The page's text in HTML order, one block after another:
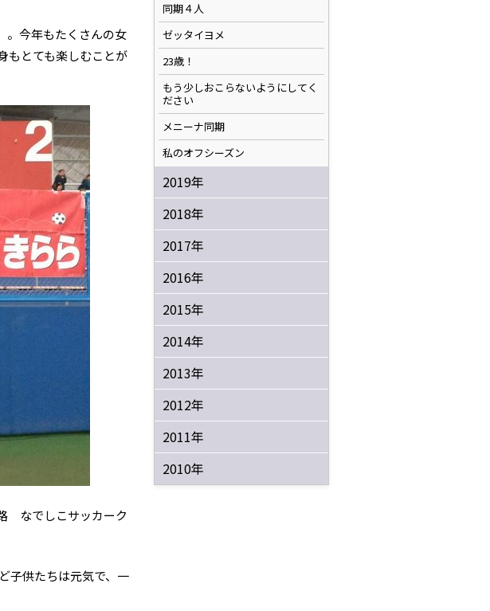
。今年もたくさんの女
もとても楽しむことが
なでしこサッカーク
子供たちは元気で、一
同期４人
ゼッタイヨメ
23歳！
もう少しおこらないようにしてく
ださい
メニーナ同期
私のオフシーズン
2019年
2018年
2017年
2016年
2015年
2014年
2013年
2012年
2011年
2010年